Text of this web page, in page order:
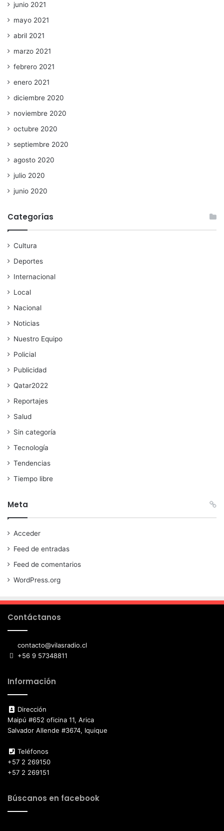
junio 2021
mayo 2021
abril 2021
marzo 2021
febrero 2021
enero 2021
diciembre 2020
noviembre 2020
octubre 2020
septiembre 2020
agosto 2020
julio 2020
junio 2020
Categorías
Cultura
Deportes
Internacional
Local
Nacional
Noticias
Nuestro Equipo
Policial
Publicidad
Qatar2022
Reportajes
Salud
Sin categoría
Tecnología
Tendencias
Tiempo libre
Meta
Acceder
Feed de entradas
Feed de comentarios
WordPress.org
Contáctanos
contacto@vilasradio.cl
+56 9 57348811
Información
Dirección
Maipú #652 oficina 11, Arica
Salvador Allende #3674, Iquique
Teléfonos
+57 2 269150
+57 2 269151
Búscanos en facebook